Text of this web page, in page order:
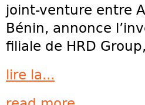
joint-venture entre
Bénin, annonce
filiale de HRD
lire la...